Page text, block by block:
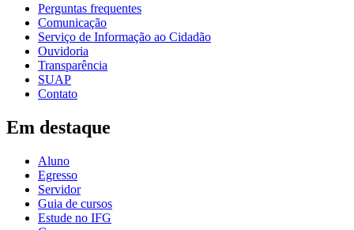
Perguntas frequentes
Comunicação
Serviço de Informação ao Cidadão
Ouvidoria
Transparência
SUAP
Contato
Em destaque
Aluno
Egresso
Servidor
Guia de cursos
Estude no IFG